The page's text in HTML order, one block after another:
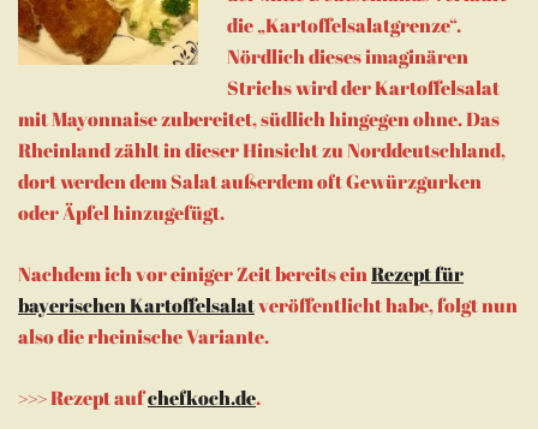
die „Kartoffelsalatgrenze“.
Nördlich dieses imaginären
Strichs wird der Kartoffelsalat
mit Mayonnaise zubereitet, südlich hingegen ohne. Das
Rheinland zählt in dieser Hinsicht zu Norddeutschland,
dort werden dem Salat außerdem oft Gewürzgurken
oder Äpfel hinzugefügt.
Nachdem ich vor einiger Zeit bereits einRezept für
bayerischen Kartoffelsalatveröffentlicht habe, folgt nun
also die rheinische Variante.
>>> Rezept aufchefkoch.de.